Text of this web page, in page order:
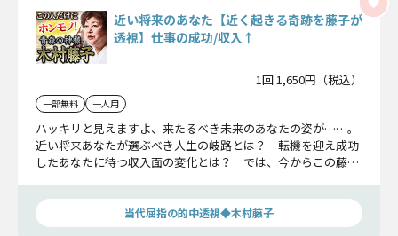
近い将来のあなた【近く起きる奇跡を藤子が
透視】仕事の成功/収入↑
1回 1,650円（税込）
一部無料 一人用
ハッキリと見えますよ、来たるべき未来のあなたの姿が……。
近い将来あなたが選ぶべき人生の岐路とは？ 転機を迎え成功
したあなたに待つ収入面の変化とは？ では、今からこの藤子
当代屈指の的中透視◆木村藤子